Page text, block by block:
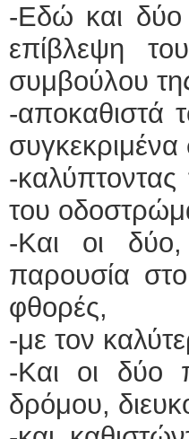
-Εδώ και δύο
επίβλεψη
συμβούλου
-αποκαθιστά
-καλύπτοντας
του
-Και οι
παρουσία
φθορές,
-με τον
-Και οι δύο
δρόμου,